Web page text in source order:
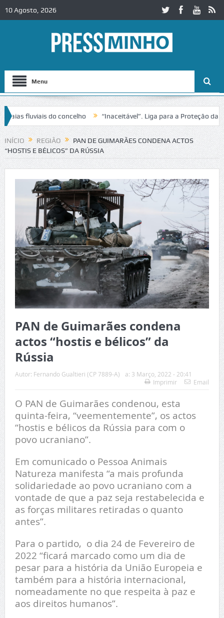
10 Agosto, 2026
Menu
fluviais do concelho “Inaceitável”. Liga para a Proteção da
INÍCIO REGIÃO
PAN DE GUIMARÃES CONDENA ACTOS
“HOSTIS E BÉLICOS” DA RÚSSIA
PAN de Guimarães condena
actos “hostis e bélicos” da
Rússia
Autor: Fernando Gualtieri (CP 7889-A) a: 3 Março, 2022 - 20:41
Imprimir
Email
O PAN de Guimarães condenou, esta
quinta-feira, “veementemente”, os actos
“hostis e bélicos da Rússia para com o
povo ucraniano”.
Em comunicado o Pessoa Animais
Natureza manifesta “a mais profunda
solidariedade ao povo ucraniano com a
vontade de que a paz seja restabelecida e
as forças militares retiradas o quanto
antes”.
Para o partido, o dia 24 de Fevereiro de
2022 “ficará marcado como um dia de
pesar para a história da União Europeia e
também para a história internacional,
nomeadamente no que respeita à paz e
aos direitos humanos”.